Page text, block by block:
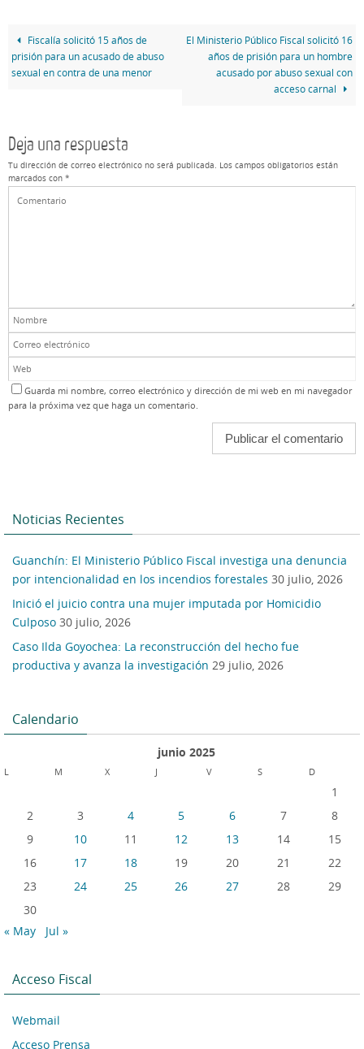
Fiscalía solicitó 15 años de
prisión para un acusado de abuso
sexual en contra de una menor
El Ministerio Público Fiscal solicitó 16
años de prisión para un hombre
acusado por abuso sexual con
acceso carnal
Deja una respuesta
Tu dirección de correo electrónico no será publicada.
Los campos obligatorios están
marcados con *
Guarda mi nombre, correo electrónico y dirección de mi web en mi navegador
para la próxima vez que haga un comentario.
Noticias Recientes
Guanchín: El Ministerio Público Fiscal investiga una denuncia
por intencionalidad en los incendios forestales 30 julio, 2026
Inició el juicio contra una mujer imputada por Homicidio
Culposo 30 julio, 2026
Caso Ilda Goyochea: La reconstrucción del hecho fue
productiva y avanza la investigación 29 julio, 2026
Calendario
junio 2025
L M X J V S D
1
2
3 4 5 6 7
8
9
10 11 12 13 14
15
16
17 18 19 20 21
22
23
24 25 26 27 28
29
30
« May
Jul »
Acceso Fiscal
Webmail
Acceso Prensa